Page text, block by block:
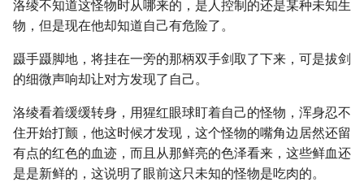
洛绫不知道这怪物时从哪来的，是人控制的还是某种未知生
物，但是现在他却知道自己有危险了。
蹑手蹑脚地，将挂在一旁的那柄双手剑取了下来，可是拔剑
的细微声响却让对方发现了自己。
洛绫看着缓缓转身，用猩红眼球盯着自己的怪物，浑身忍不
住开始打颤，他这时候才发现，这个怪物的嘴角边居然还留
有点的红色的血迹，而且从那鲜亮的色泽看来，这些鲜血还
是是新鲜的，这说明了眼前这只未知的怪物是吃肉的。